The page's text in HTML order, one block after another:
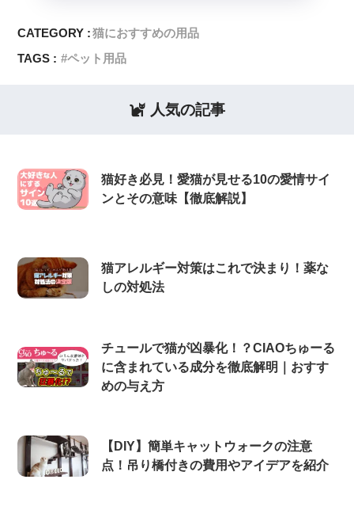
CATEGORY :猫におすすめの用品
TAGS :
ペット用品
人気の記事
猫好き必見！愛猫が見せる10の愛情サイ
ンとその意味【徹底解説】
猫アレルギー対策はこれで決まり！薬な
しの対処法
チュールで猫が凶暴化！？CIAOちゅーる
に含まれている成分を徹底解明｜おすす
めの与え方
【DIY】簡単キャットウォークの注意
点！吊り橋付きの費用やアイデアを紹介